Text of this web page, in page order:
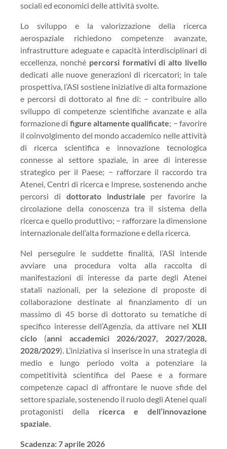
sociali ed economici delle attività svolte.
Lo sviluppo e la valorizzazione della ricerca
aerospaziale richiedono competenze avanzate,
infrastrutture adeguate e capacità interdisciplinari di
eccellenza, nonché percorsi formativi di alto livello
dedicati alle nuove generazioni di ricercatori; in tale
prospettiva, l’ASI sostiene iniziative di alta formazione
e percorsi di dottorato al fine di: − contribuire allo
sviluppo di competenze scientifiche avanzate e alla
formazione di figure altamente qualificate; − favorire
il coinvolgimento del mondo accademico nelle attività
di ricerca scientifica e innovazione tecnologica
connesse al settore spaziale, in aree di interesse
strategico per il Paese; − rafforzare il raccordo tra
Atenei, Centri di ricerca e Imprese, sostenendo anche
percorsi di dottorato industriale per favorire la
circolazione della conoscenza tra il sistema della
ricerca e quello produttivo; − rafforzare la dimensione
internazionale dell’alta formazione e della ricerca.
Nel perseguire le suddette finalità, l’ASI intende
avviare una procedura volta alla raccolta di
manifestazioni di interesse da parte degli Atenei
statali nazionali, per la selezione di proposte di
collaborazione destinate al finanziamento di un
massimo di 45 borse di dottorato su tematiche di
specifico interesse dell’Agenzia, da attivare nel XLII
ciclo (anni accademici 2026/2027, 2027/2028,
2028/2029). L’iniziativa si inserisce in una strategia di
medio e lungo periodo volta a potenziare la
competitività scientifica del Paese e a formare
competenze capaci di affrontare le nuove sfide del
settore spaziale, sostenendo il ruolo degli Atenei quali
protagonisti della ricerca e dell’innovazione
spaziale.
Scadenza: 7 aprile 2026